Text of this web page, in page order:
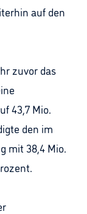
auf den
zuvor das
43,7 Mio.
den im
mit 38,4 Mio.